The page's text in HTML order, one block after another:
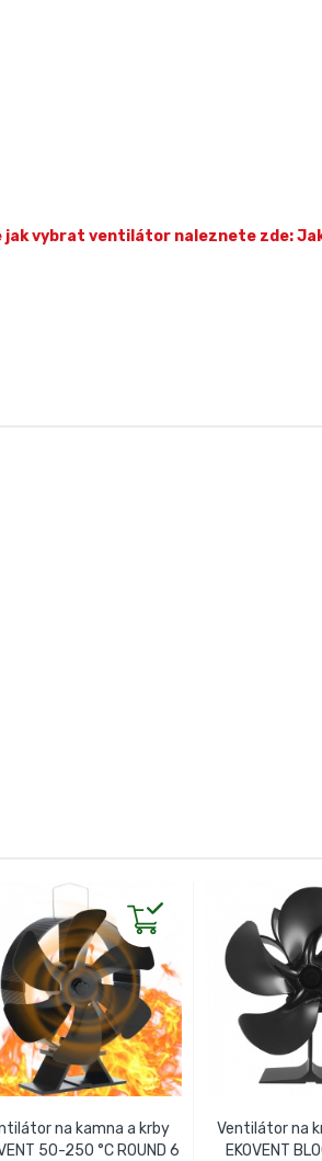
vybrat ventilátor naleznete zde:
na kamna a krby
50-250 °C ROUND 6
Ventilátor na
EKOVENT